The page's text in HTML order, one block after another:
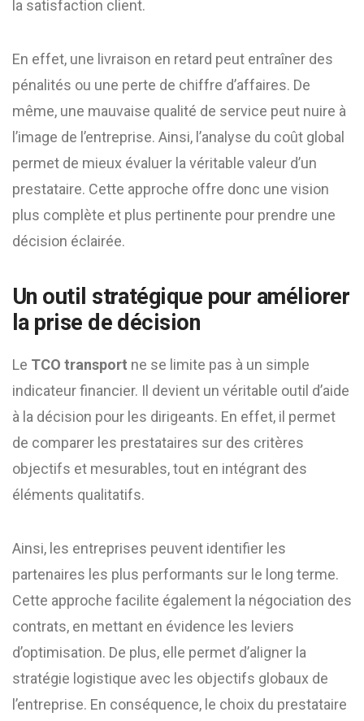
la satisfaction client.
En effet, une livraison en retard peut entraîner des
pénalités ou une perte de chiffre d’affaires. De
même, une mauvaise qualité de service peut nuire à
l’image de l’entreprise. Ainsi, l’analyse du coût global
permet de mieux évaluer la véritable valeur d’un
prestataire. Cette approche offre donc une vision
plus complète et plus pertinente pour prendre une
décision éclairée.
Un outil stratégique pour améliorer
la prise de décision
Le TCO transport ne se limite pas à un simple
indicateur financier. Il devient un véritable outil d’aide
à la décision pour les dirigeants. En effet, il permet
de comparer les prestataires sur des critères
objectifs et mesurables, tout en intégrant des
éléments qualitatifs.
Ainsi, les entreprises peuvent identifier les
partenaires les plus performants sur le long terme.
Cette approche facilite également la négociation des
contrats, en mettant en évidence les leviers
d’optimisation. De plus, elle permet d’aligner la
stratégie logistique avec les objectifs globaux de
l’entreprise. En conséquence, le choix du prestataire